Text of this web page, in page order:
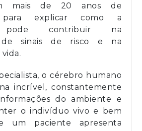
mais de 20 anos de
para explicar como a
pode contribuir na
de sinais de risco e na
o cérebro humano
incrível, constantemente
do ambiente e
o indivíduo vivo e bem
um paciente apresenta